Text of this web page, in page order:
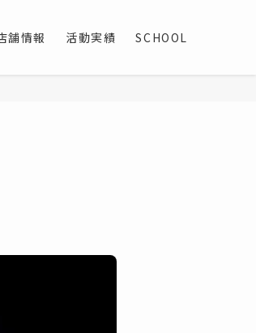
舗情報 活動実績 SCHOOL